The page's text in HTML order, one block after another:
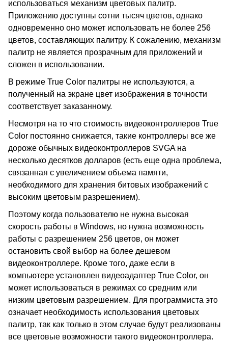
использоваться механизм цветовых палитр.
Приложению доступны сотни тысяч цветов, однако
одновременно оно может использовать не более 256
цветов, составляющих палитру. К сожалению, механизм
палитр не является прозрачным для приложений и
сложен в использовании.
В режиме True Color палитры не используются, а
полученный на экране цвет изображения в точности
соответствует заказанному.
Несмотря на то что стоимость видеоконтроллеров True
Color постоянно снижается, такие контроллеры все же
дороже обычных видеоконтроллеров SVGA на
несколько десятков долларов (есть еще одна проблема,
связанная с увеличением объема памяти,
необходимого для хранения битовых изображений с
высоким цветовым разрешением).
Поэтому когда пользователю не нужна высокая
скорость работы в Windows, но нужна возможность
работы с разрешением 256 цветов, он может
остановить свой выбор на более дешевом
видеоконтроллере. Кроме того, даже если в
компьютере установлен видеоадаптер True Color, он
может использоваться в режимах со средним или
низким цветовым разрешением. Для программиста это
означает необходимость использования цветовых
палитр, так как только в этом случае будут реализованы
все цветовые возможности такого видеоконтроллера.